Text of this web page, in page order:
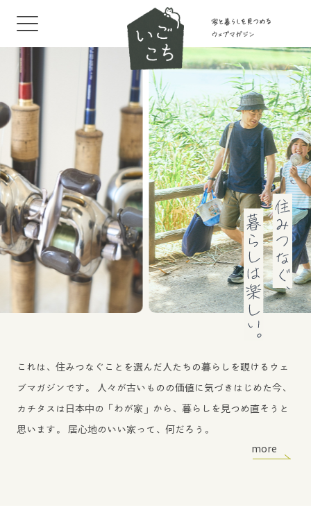
これは、住みつなぐことを選んだ人たちの暮らしを覗けるウェ
ブマガジンです。 人々が古いものの価値に気づきはじめた今、
カチタスは日本中の「わが家」から、暮らしを見つめ直そうと
思います。 居心地のいい家って、何だろう。
more